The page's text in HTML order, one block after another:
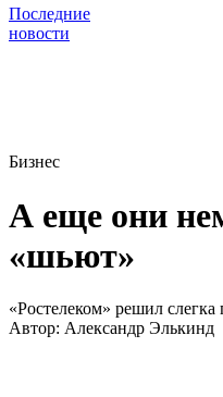
Последние
новости
Бизнес
А еще они
«шьют»
«Ростелеком» решил
Автор: Александр Элькинд